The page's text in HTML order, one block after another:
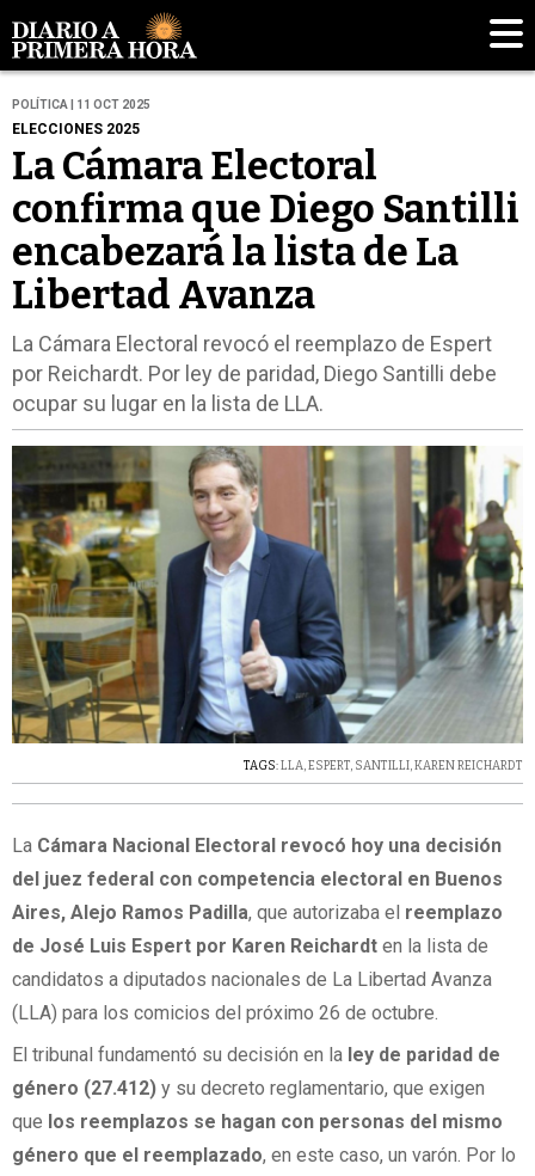
POLÍTICA | 11 OCT 2025
ELECCIONES 2025
La Cámara Electoral
confirma que Diego Santilli
encabezará la lista de La
Libertad Avanza
La Cámara Electoral revocó el reemplazo de Espert
por Reichardt. Por ley de paridad, Diego Santilli debe
ocupar su lugar en la lista de LLA.
TAGS:LLA,ESPERT, SANTILLI,KAREN REICHARDT
La Cámara Nacional Electoral revocó hoy una decisión
del juez federal con competencia electoral en Buenos
Aires, Alejo Ramos Padilla, que autorizaba el reemplazo
de José Luis Espert por Karen Reichardt en la lista de
candidatos a diputados nacionales de La Libertad Avanza
(LLA) para los comicios del próximo 26 de octubre.
El tribunal fundamentó su decisión en la ley de paridad de
género (27.412) y su decreto reglamentario, que exigen
que los reemplazos se hagan con personas del mismo
género que el reemplazado, en este caso, un varón. Por lo